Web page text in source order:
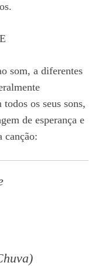
som, a diferentes
os seus sons,
de esperança e
canção: